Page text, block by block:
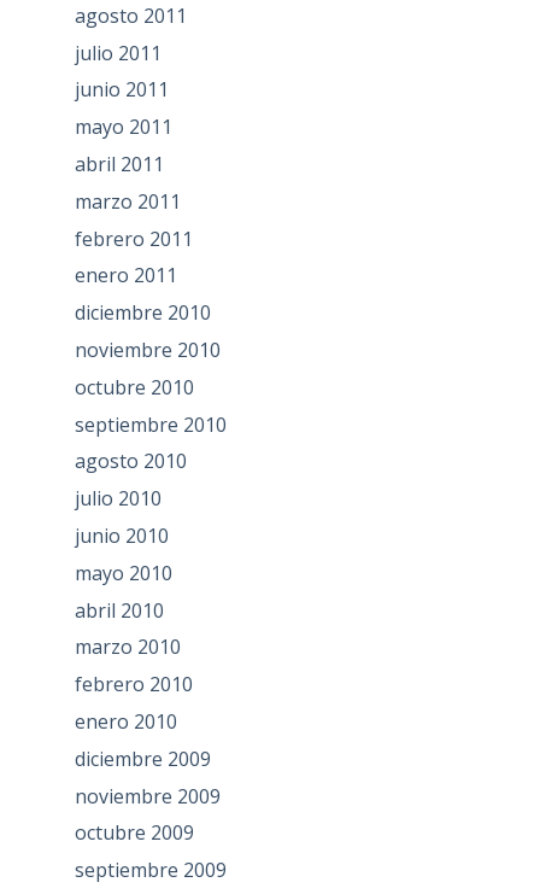
agosto 2011
julio 2011
junio 2011
mayo 2011
abril 2011
marzo 2011
febrero 2011
enero 2011
diciembre 2010
noviembre 2010
octubre 2010
septiembre 2010
agosto 2010
julio 2010
junio 2010
mayo 2010
abril 2010
marzo 2010
febrero 2010
enero 2010
diciembre 2009
noviembre 2009
octubre 2009
septiembre 2009